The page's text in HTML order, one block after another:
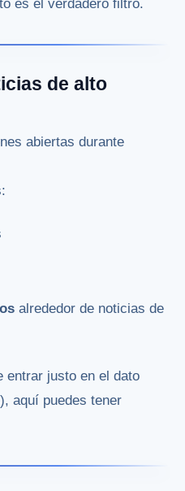
es el verdadero filtro.
de alto
abiertas durante
alrededor de noticias de
entrar justo en el dato
aquí puedes tener